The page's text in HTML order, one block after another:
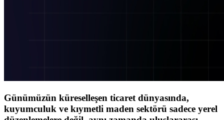
Günümüzün küreselleşen ticaret dünyasında,
kuyumculuk ve kıymetli maden sektörü sadece yerel